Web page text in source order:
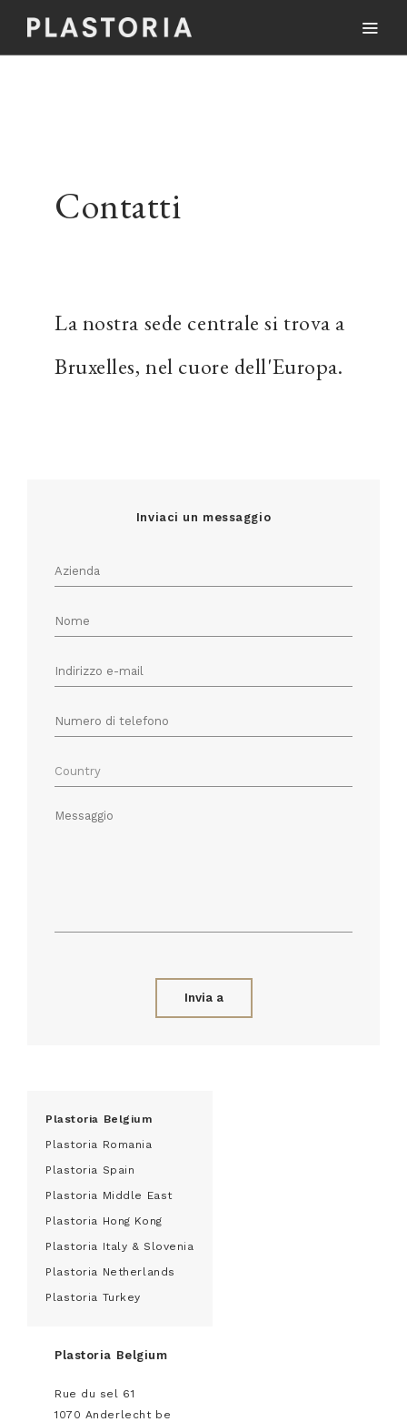
Contatti
La nostra sede centrale si trova a
Bruxelles, nel cuore dell'Europa.
Inviaci un messaggio
Invia a
Plastoria Belgium
Plastoria Romania
Plastoria Spain
Plastoria Middle East
Plastoria Hong Kong
Plastoria Italy & Slovenia
Plastoria Netherlands
Plastoria Turkey
Plastoria Belgium
Rue du sel 61
1070 Anderlecht be